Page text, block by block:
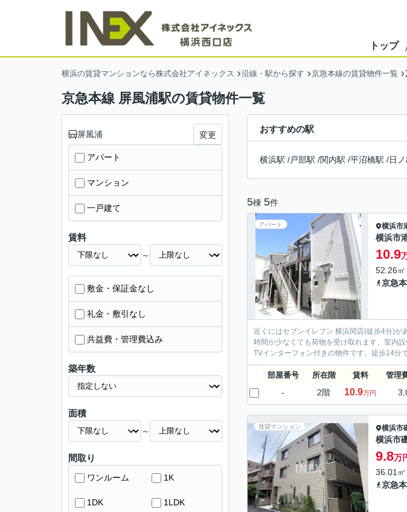
トップ
横浜の賃貸マンションなら株式会社アイネックス 沿線・駅から探す 京急本線の賃貸物件一覧
京急本線 屏風浦駅の賃貸物件一覧
おすすめの駅
横浜駅 /戸部駅 /関内駅 /平沼橋駅 /日
5棟 5件
アパート 横浜市
横浜市
10.9
52.26
京急
近くにはセブンイレブン 横浜関店(徒歩4分)が
時間が少なくても荷物を受け取れます。室内
TVインターフォン付きの物件です。徒歩14分
部屋番号 所在階 賃料 管理
- 2階 10.9万円
賃貸マンション 横浜市
横浜市
9.8万
36.01
京急
屏風浦 変更
アパート
マンション
一戸建て
賃料
～
敷金・保証金なし
礼金・敷引なし
共益費・管理費込み
築年数
面積
～
間取り
ワンルーム 1K
1DK 1LDK